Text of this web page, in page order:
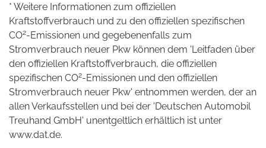
* Weitere Informationen zum offiziellen
Kraftstoffverbrauch und zu den offiziellen spezifischen
CO2-Emissionen und gegebenenfalls zum
Stromverbrauch neuer Pkw können dem 'Leitfaden über
den offiziellen Kraftstoffverbrauch, die offiziellen
spezifischen CO2-Emissionen und den offiziellen
Stromverbrauch neuer Pkw' entnommen werden, der an
allen Verkaufsstellen und bei der 'Deutschen Automobil
Treuhand GmbH' unentgeltlich erhältlich ist unter
www.dat.de.